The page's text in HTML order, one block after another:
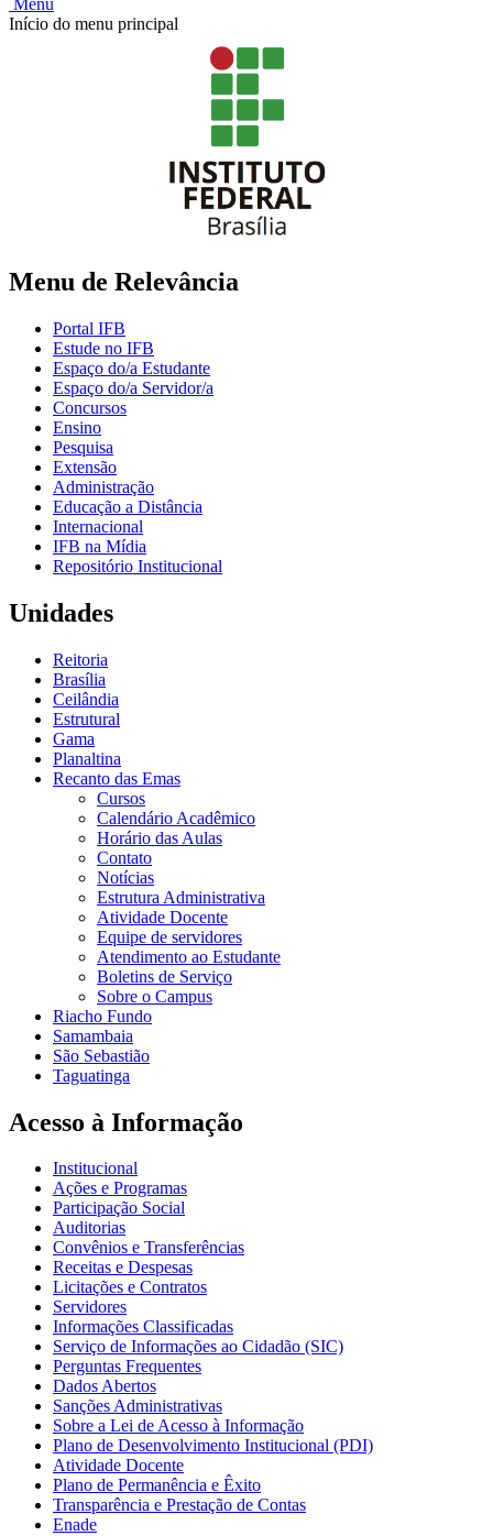
Menu
Início do menu principal
Menu de Relevância
Portal IFB
Estude no IFB
Espaço do/a Estudante
Espaço do/a Servidor/a
Concursos
Ensino
Pesquisa
Extensão
Administração
Educação a Distância
Internacional
IFB na Mídia
Repositório Institucional
Unidades
Reitoria
Brasília
Ceilândia
Estrutural
Gama
Planaltina
Recanto das Emas
Cursos
Calendário Acadêmico
Horário das Aulas
Contato
Notícias
Estrutura Administrativa
Atividade Docente
Equipe de servidores
Atendimento ao Estudante
Boletins de Serviço
Sobre o Campus
Riacho Fundo
Samambaia
São Sebastião
Taguatinga
Acesso à Informação
Institucional
Ações e Programas
Participação Social
Auditorias
Convênios e Transferências
Receitas e Despesas
Licitações e Contratos
Servidores
Informações Classificadas
Serviço de Informações ao Cidadão (SIC)
Perguntas Frequentes
Dados Abertos
Sanções Administrativas
Sobre a Lei de Acesso à Informação
Plano de Desenvolvimento Institucional (PDI)
Atividade Docente
Plano de Permanência e Êxito
Transparência e Prestação de Contas
Enade